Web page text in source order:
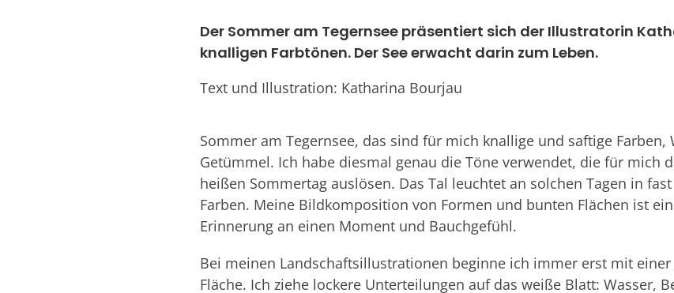
Der Sommer am Tegernsee präsentiert sich der Illustratorin
knalligen Farbtönen. Der See erwacht darin zum Leben.
Text und Illustration: Katharina Bourjau
Sommer am Tegernsee, das sind für mich knallige und saftige Farben,
Getümmel. Ich habe diesmal genau die Töne verwendet, die für mich
heißen Sommertag auslösen. Das Tal leuchtet an solchen Tagen in
Farben. Meine Bildkomposition von Formen und bunten Flächen ist
Erinnerung an einen Moment und Bauchgefühl.
Bei meinen Landschaftsillustrationen beginne ich immer erst mit
Fläche. Ich ziehe lockere Unterteilungen auf das weiße Blatt: Wasser,